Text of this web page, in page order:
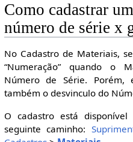
Como cadastrar
número de série x
No Cadastro de Materiais,
“Numeração” quando o
Número de Série. Porém,
também o desvinculo do
O cadastro está
seguinte caminho: